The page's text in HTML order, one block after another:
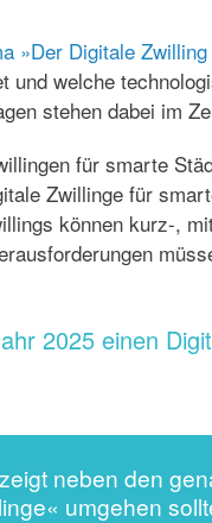
»Der Digitale
und welche
stehen dabei im
für smarte
Zwillinge für
können kurz-,
2025 einen
neben den
umgehen